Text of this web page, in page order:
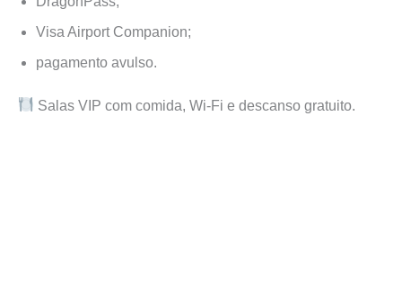
Visa Airport Companion;
pagamento avulso.
Salas VIP com comida, Wi-Fi e descanso gratuito.